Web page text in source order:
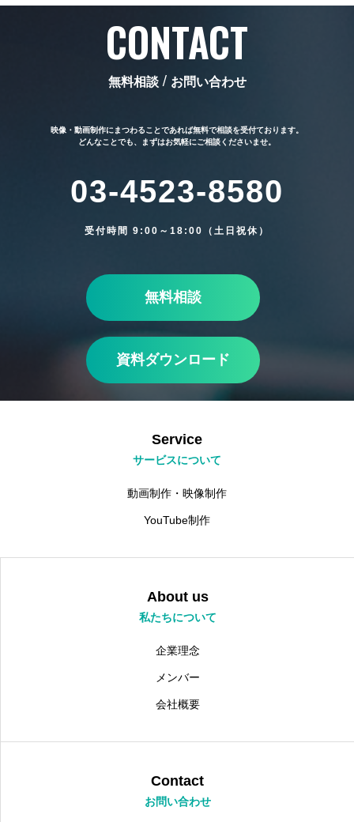
Blog
CONTACT
無料相談 / お問い合わせ
映像・動画制作にまつわることであれば無料で相談を受付ております。
どんなことでも、まずはお気軽にご相談くださいませ。
03-4523-8580
受付時間 9:00～18:00（土日祝休）
無料相談
資料ダウンロード
Service
サービスについて
動画制作・映像制作
YouTube制作
About us
私たちについて
企業理念
メンバー
会社概要
Contact
お問い合わせ